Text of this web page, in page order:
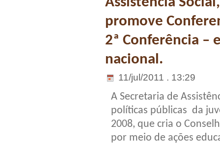
promove
2ª Conferência –
nacional.
11/jul/2011 . 13:29
A Secretaria de
políticas públicas da
2008, que cria o
por meio de ações